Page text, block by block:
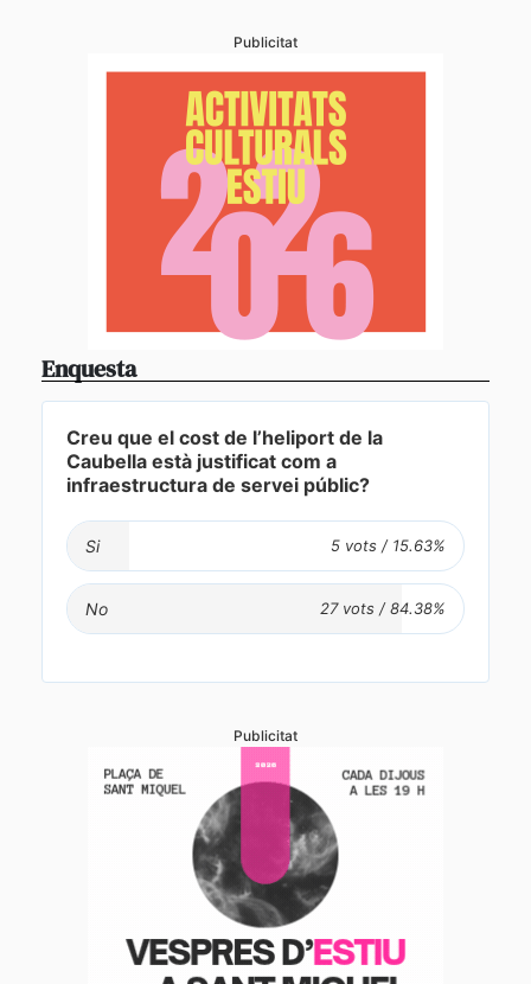
Publicitat
Enquesta
Creu que el cost de l’heliport de la
Caubella està justificat com a
infraestructura de servei públic?
Si
No
Publicitat